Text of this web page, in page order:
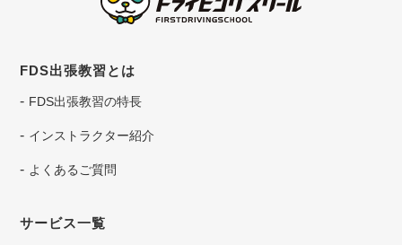
FDS出張教習とは
FDS出張教習の特長
インストラクター紹介
よくあるご質問
サービス一覧